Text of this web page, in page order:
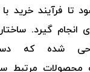
تا فرآیند خرید
انجام گیرد.
شده که
محصولات مرتبط